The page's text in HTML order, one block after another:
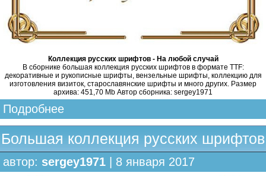
Коллекция русских шрифтов - На любой случай
В сборнике большая коллекция русских шрифтов в формате TTF:
декоративные и рукописные шрифты, вензельные шрифты, коллекцию для
изготовления визиток, старославянские шрифты и много других. Размер
архива: 451,70 Mb Автор сборника: sergey1971
Подробнее
Большая коллекция русских шрифтов
автор: sergey1971 | 8 января 2017